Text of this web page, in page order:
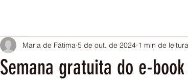
Semana gratuita do e-
Maria de Fátima 5 de out. de 2024 1 min de leitura